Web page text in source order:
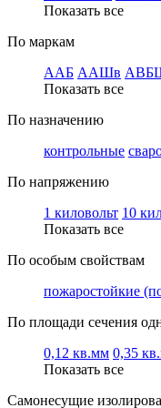
Показать все
По маркам
ААБ ААШв
Показать все
По назначению
контрольные
По напряжению
1 киловольт 10
Показать все
По особым свойствам
пожаростойкие
По площади сечения
0,12 кв.мм 0,35
Показать все
Самонесущие